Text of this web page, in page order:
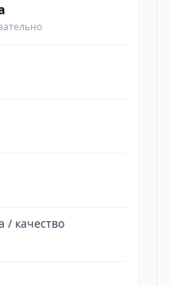
/ качество